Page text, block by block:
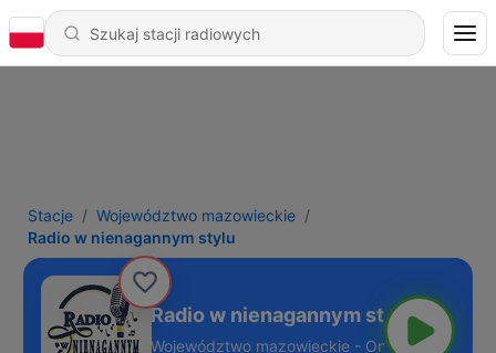
Stacje
Województwo mazowieckie
Radio w nienagannym stylu
Radio w nienagannym stylu
Województwo mazowieckie - Online